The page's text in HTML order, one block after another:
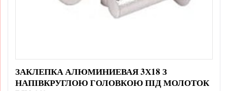
ЗАКЛЕПКА АЛЮМИНИЕВАЯ 3Х18 З
НАПІВКРУГЛОЮ ГОЛОВКОЮ ПІД МОЛОТОК